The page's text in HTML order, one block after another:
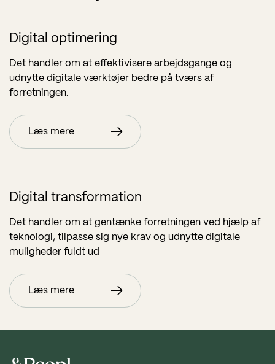
Digital optimering
Det handler om at effektivisere arbejdsgange og
udnytte digitale værktøjer bedre på tværs af
forretningen.
Læs mere
Digital transformation
Det handler om at gentænke forretningen ved hjælp af
teknologi, tilpasse sig nye krav og udnytte digitale
muligheder fuldt ud
Læs mere